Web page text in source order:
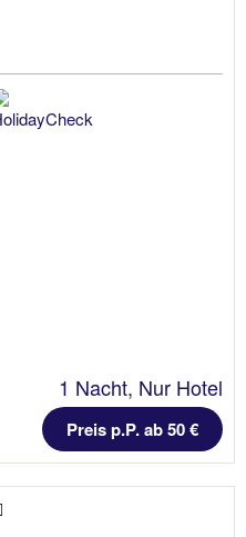
1 Nacht, Nur Hotel
Preis p.P. ab 50 €